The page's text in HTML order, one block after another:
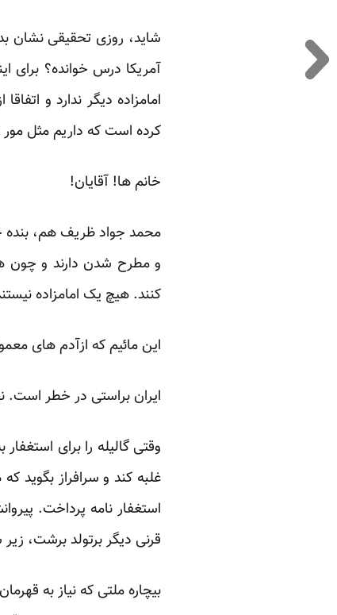
شاید، روزی تحقیقی نشان
آمریکا درس خوانده؟
امامزاده دیگر ندارد و
کرده است که داریم مثل
خانم ها! آقایان!
محمد جواد ظریف هم،
و مطرح شدن دارند و چون
کنند. هیچ یک امامزاده
این مائیم که ازآدم های
ایران براستی در خطر است.
وقتی گالیله را برای
غلبه کند و سرافراز بگوید
استغفار نامه پرداخت.
قرنی دیگر برتولد برشت،
بیچاره ملتی که نیاز به